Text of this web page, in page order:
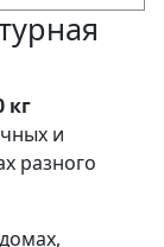
кг
и
разного